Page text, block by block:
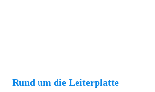
Rund um die Leiterplatte